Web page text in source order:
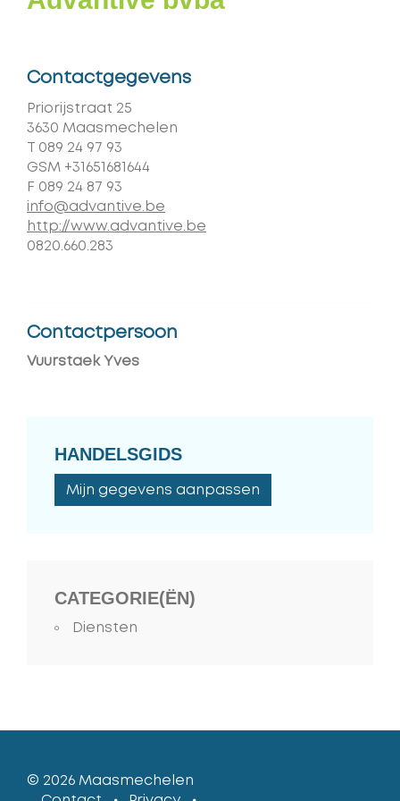
Contactgegevens
Adres
Priorijstraat 25
,3630 Maasmechelen
T 089 24 97 93
GSM +31651681644
F 089 24 87 93
E-
mail
info@advantive.be
Website
http://www.advantive.be
Handelsregister
0820.660.283
Contactpersoon
Vuurstaek Yves
HANDELSGIDS
Mijn gegevens aanpassen
CATEGORIE(ËN)
Diensten
© 2026 Maasmechelen